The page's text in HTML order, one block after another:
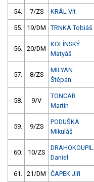
54. 7/ZS KRÁL Vít
55. 19/DM TRNKA Tobiáš
56. 20/DM
KOLÍNSKÝ
Matyáš
57. 8/ZS
MILYAN
Štěpán
58. 9/V
TONCAR
Martin
59. 9/ZS
PODUŠKA
Mikuláš
60. 10/ZS
DRAHOKOUPIL
Daniel
61. 21/DM ČAPEK Jiří